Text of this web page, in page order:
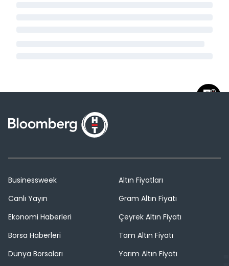
Businessweek
Canlı Yayın
Ekonomi Haberleri
Borsa Haberleri
Dünya Borsaları
Altın Fiyatları
Gram Altın Fiyatı
Çeyrek Altın Fiyatı
Tam Altın Fiyatı
Yarım Altın Fiyatı